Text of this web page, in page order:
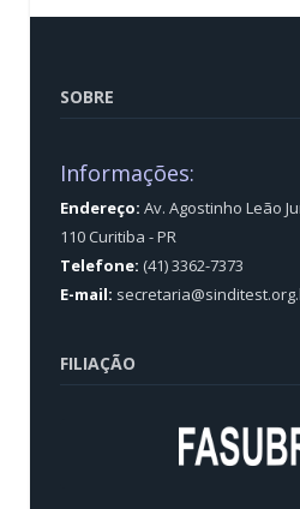
SOBRE
Informações:
Endereço: Av. Agostinho Leão
110 Curitiba - PR
Telefone: (41) 3362-7373
E-mail:
FILIAÇÃO